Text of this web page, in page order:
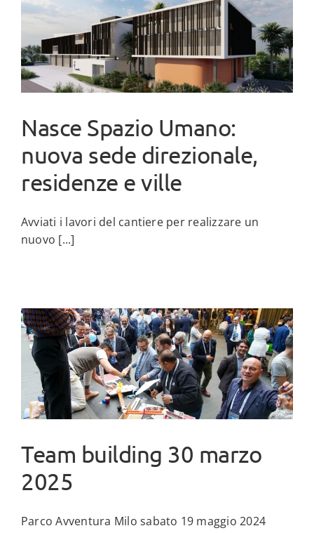
Nasce Spazio Umano:
nuova sede direzionale,
residenze e ville
Avviati i lavori del cantiere per realizzare un
nuovo [...]
Team building 30 marzo
2025
Parco Avventura Milo sabato 19 maggio 2024